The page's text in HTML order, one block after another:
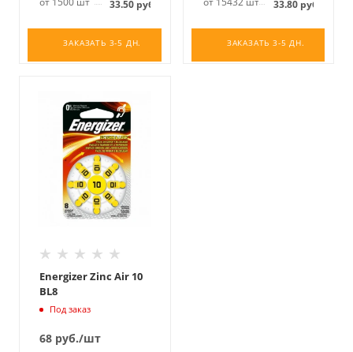
33.50 руб.
ЗАКАЗАТЬ 3-5 ДН.
33.80руб.
ЗАКАЗАТЬ 3-5 ДН.
Energizer Zinc Air 10
BL8
Под заказ
68 руб./шт